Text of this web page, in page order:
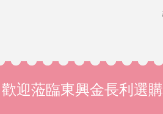
迎蒞臨東興金長利選